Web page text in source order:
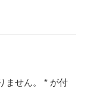
せん。 * が付